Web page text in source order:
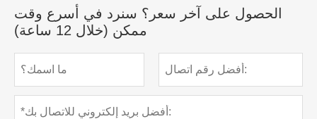
الحصول على آخر سعر؟ سنرد في أسرع وقت
ممكن (خلال 12 ساعة)